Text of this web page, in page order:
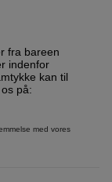
fra bareen
indenfor
på:
med vores